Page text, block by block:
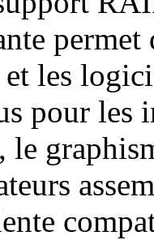
permet
les
pour les
le